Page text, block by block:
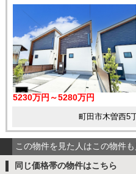
5230万円～5280万円
町田市木曽西5
この物件を見た人はこの物件
同じ価格帯の物件はこちら